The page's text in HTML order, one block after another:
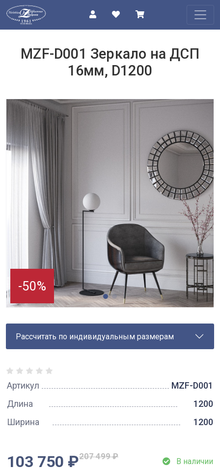
ПРОЕКТЫ
КОНТАКТЫ
MZF-D001 Зеркало на ДСП
16мм, D1200
-50%
Рассчитать по индивидуальным размерам
Артикул
MZF-D001
Длина
1200
Ширина
1200
103 750 ₽207 499 ₽
В наличии